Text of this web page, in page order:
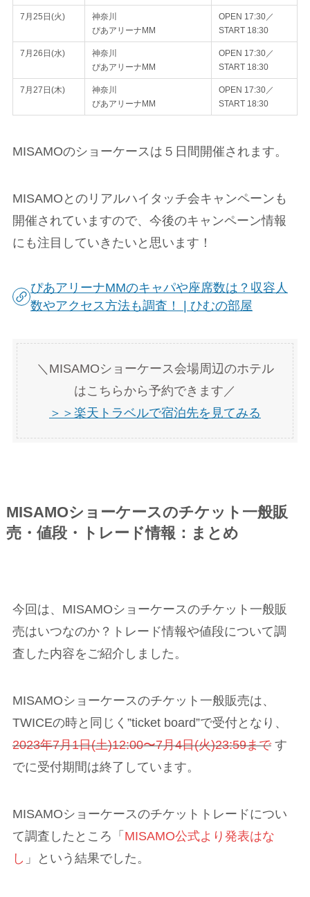
7月25日(火)
神奈川
ぴあアリーナMM
OPEN 17:30／
START 18:30
7月26日(水)
神奈川
ぴあアリーナMM
OPEN 17:30／
START 18:30
7月27日(木)
神奈川
ぴあアリーナMM
OPEN 17:30／
START 18:30
MISAMOのショーケースは５日間開催されます。
MISAMOとのリアルハイタッチ会キャンペーンも
開催されていますので、今後のキャンペーン情報
にも注目していきたいと思います！
ぴあアリーナMMのキャパや座席数は？収容人
数やアクセス方法も調査！ | ひむの部屋
＼MISAMOショーケース会場周辺のホテル
はこちらから予約できます／
＞＞楽天トラベルで宿泊先を見てみる
MISAMOショーケースのチケット一般販
売・値段・トレード情報：まとめ
今回は、MISAMOショーケースのチケット一般販
売はいつなのか？トレード情報や値段について調
査した内容をご紹介しました。
MISAMOショーケースのチケット一般販売は、
TWICEの時と同じく”ticket board”で受付となり、
2023年7月1日(土)12:00〜7月4日(火)23:59まです
でに受付期間は終了しています。
MISAMOショーケースのチケットトレードについ
て調査したところ「 MISAMO公式より発表はな
し 」という結果でした。